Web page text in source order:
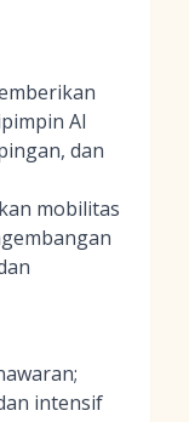
AI
dan
mobilitas
intensif